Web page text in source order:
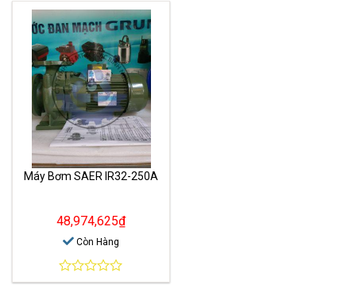
Máy Bơm SAER IR32-250A
48,974,625₫
Còn Hàng
0